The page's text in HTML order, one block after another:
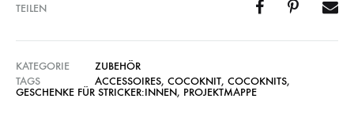
TEILEN
KATEGORIE
ZUBEHÖR
TAGS
ACCESSOIRES, COCOKNIT, COCOKNITS,
GESCHENKE FÜR STRICKER:INNEN, PROJEKTMAPPE